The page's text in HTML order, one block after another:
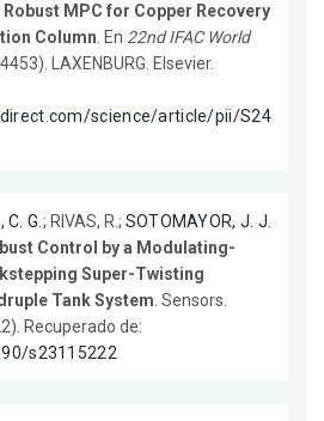
Robust MPC for Copper Recovery
Column. En 22nd IFAC World
LAXENBURG. Elsevier.
science/article/pii/S24
C. G.; RIVAS, R.; SOTOMAYOR, J. J.
Control by a Modulating-
Super-Twisting
Tank System. Sensors.
Recuperado de:
s23115222